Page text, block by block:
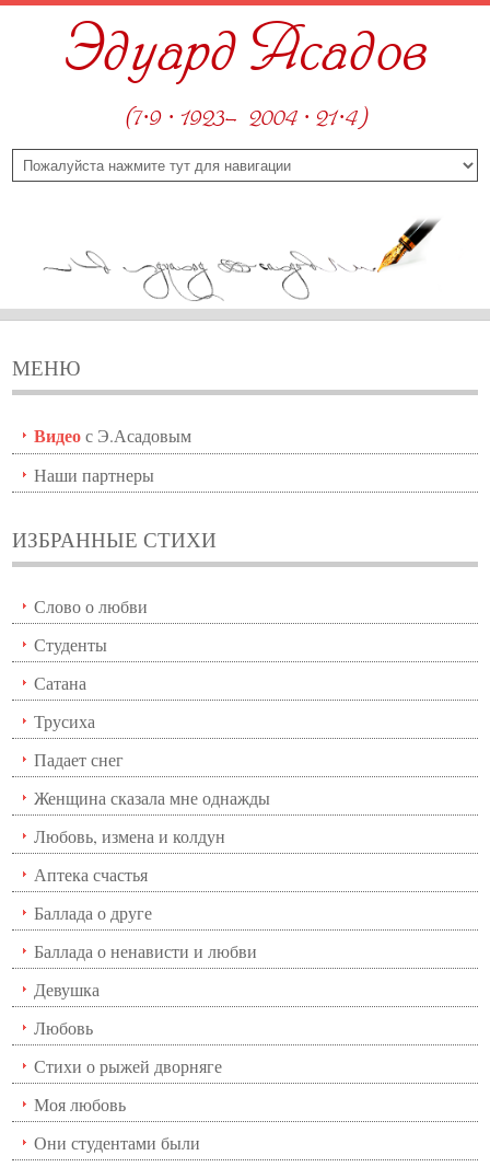
Эдуард Асадов
(7·9 · 1923—2004 · 21·4)
МЕНЮ
Видеос Э.Асадовым
Наши партнеры
ИЗБРАННЫЕ СТИХИ
Слово о любви
Студенты
Сатана
Трусиха
Падает снег
Женщина сказала мне однажды
Любовь, измена и колдун
Аптека счастья
Баллада о друге
Баллада о ненависти и любви
Девушка
Любовь
Стихи о рыжей дворняге
Моя любовь
Они студентами были